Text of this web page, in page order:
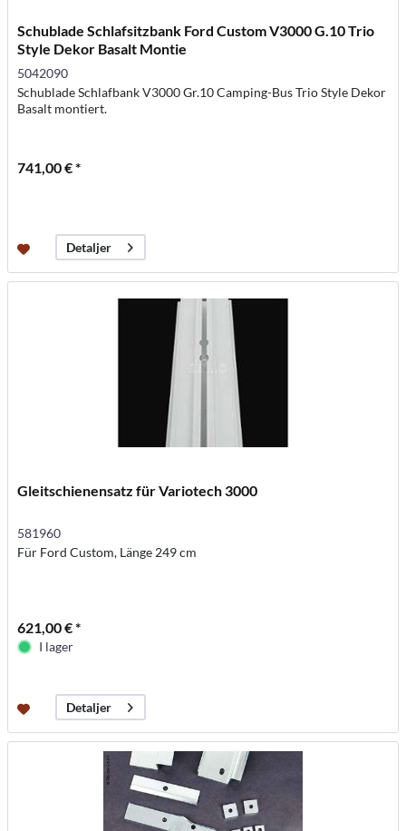
Schublade Schlafsitzbank Ford Custom V3000 G.10 Trio
Style Dekor Basalt Montie
5042090
Schublade Schlafbank V3000 Gr.10 Camping-Bus Trio Style Dekor
Basalt montiert.
741,00 € *
Detaljer
Gleitschienensatz für Variotech 3000
581960
Für Ford Custom, Länge 249 cm
621,00 € *
I lager
Detaljer